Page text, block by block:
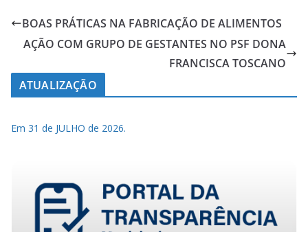
BOAS PRÁTICAS NA FABRICAÇÃO DE ALIMENTOS
AÇÃO COM GRUPO DE GESTANTES NO PSF DONA
FRANCISCA TOSCANO
ATUALIZAÇÃO
Em 31 de JULHO de 2026.